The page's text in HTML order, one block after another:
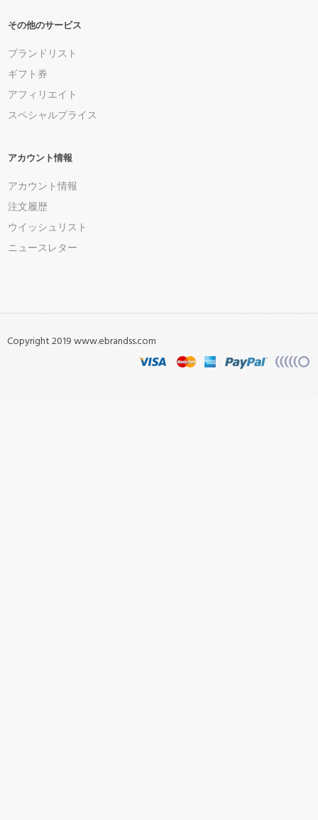
その他のサービス
ブランドリスト
ギフト券
アフィリエイト
スペシャルプライス
アカウント情報
アカウント情報
注文履歴
ウイッシュリスト
ニュースレター
Copyright 2019 www.ebrandss.com